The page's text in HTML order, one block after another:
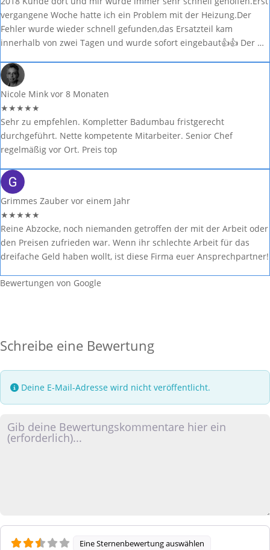
vergangene Woche hatte ich ein Problem mit der Heizung.Der
Fehler wurde wieder schnell gefunden,das Ersatzteil kam
innerhalb von zwei Tagen und wurde sofort eingebaut👍👍 Der …
Nicole Mink vor 8 Monaten
★★★★★
Sehr zu empfehlen. Kompletter Badumbau fristgerecht
durchgeführt. Nette kompetente Mitarbeiter. Senior Chef
regelmäßig vor Ort. Preis top
Grimmes Zauber vor einem Jahr
★★★★★
Reine Abzocke, noch niemanden getroffen der mit der Arbeit oder
den Preisen zufrieden war. Wenn ihr schlechte Arbeit für das
dreifache Geld haben wollt, ist diese Firma euer Ansprechpartner!
Bewertungen von Google
Schreibe eine Bewertung
Deine E-Mail-Adresse wird nicht veröffentlicht.
Rezensionstext
Eine Sternenbewertung auswählen